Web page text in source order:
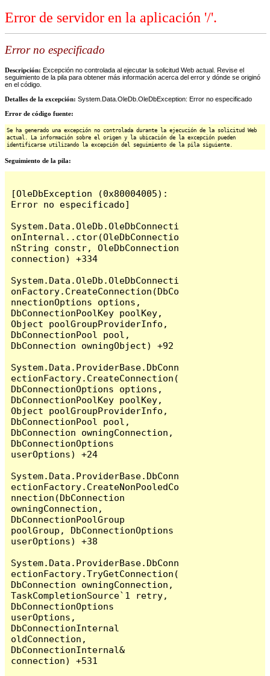
Error de servidor en la aplicación '/'.
Error no especificado
Descripción: Excepción no controlada al ejecutar la solicitud Web actual. Revise el
seguimiento de la pila para obtener más información acerca del error y dónde se originó
en el código.
Detalles de la excepción: System.Data.OleDb.OleDbException: Error no especificado
Error de código fuente:
Se ha generado una excepción no controlada durante la ejecución de la solicitud Web
actual. La información sobre el origen y la ubicación de la excepción pueden
identificarse utilizando la excepción del seguimiento de la pila siguiente.
Seguimiento de la pila:
[OleDbException (0x80004005):
Error no especificado]
System.Data.OleDb.OleDbConnecti
onInternal..ctor(OleDbConnectio
nString constr, OleDbConnection
connection) +334
System.Data.OleDb.OleDbConnecti
onFactory.CreateConnection(DbCo
nnectionOptions options,
DbConnectionPoolKey poolKey,
Object poolGroupProviderInfo,
DbConnectionPool pool,
DbConnection owningObject) +92
System.Data.ProviderBase.DbConn
ectionFactory.CreateConnection(
DbConnectionOptions options,
DbConnectionPoolKey poolKey,
Object poolGroupProviderInfo,
DbConnectionPool pool,
DbConnection owningConnection,
DbConnectionOptions
userOptions) +24
System.Data.ProviderBase.DbConn
ectionFactory.CreateNonPooledCo
nnection(DbConnection
owningConnection,
DbConnectionPoolGroup
poolGroup, DbConnectionOptions
userOptions) +38
System.Data.ProviderBase.DbConn
ectionFactory.TryGetConnection(
DbConnection owningConnection,
TaskCompletionSource`1 retry,
DbConnectionOptions
userOptions,
DbConnectionInternal
oldConnection,
DbConnectionInternal&
connection) +531